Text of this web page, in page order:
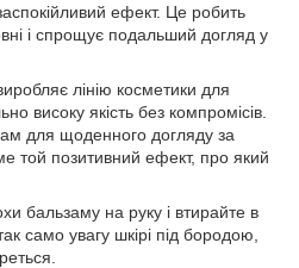
ефект. Це робить
і спрощує подальший догляд у
лінію косметики для
високу якість без компромісів.
для щоденного догляду за
той позитивний ефект, про який
бальзаму на руку і втирайте в
само увагу шкірі під бородою,